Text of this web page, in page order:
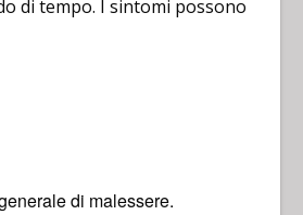
di tempo. I sintomi possono
di malessere.